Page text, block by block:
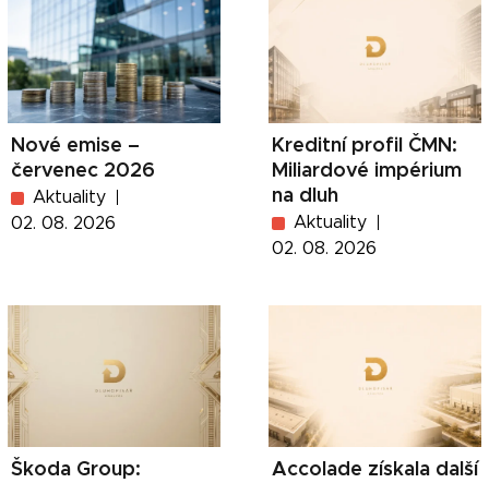
Nové emise –
červenec 2026
Aktuality
02. 08. 2026
Kreditní profil ČMN:
Miliardové impérium
na dluh
Aktuality
02. 08. 2026
Škoda Group:
Accolade získala další